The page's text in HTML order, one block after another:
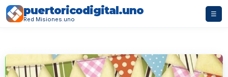
puertoricodigital.uno
Red Misiones.uno
☰